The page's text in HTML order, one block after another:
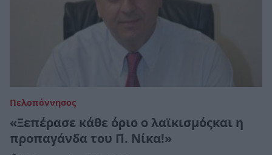
Πελοπόννησος
«Ξεπέρασε κάθε όριο ο λαϊκισμόςκαι η
προπαγάνδα του Π. Νίκα!»